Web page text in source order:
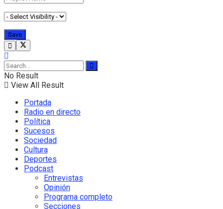
No Result
View All Result
Portada
Radio en directo
Política
Sucesos
Sociedad
Cultura
Deportes
Podcast
Entrevistas
Opinión
Programa completo
Secciones